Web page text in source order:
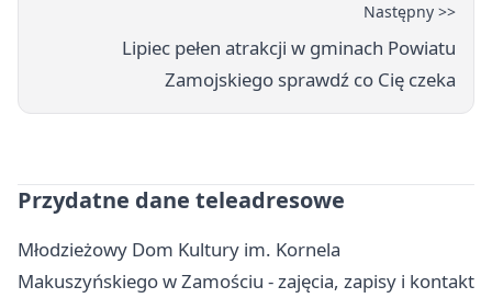
Następny >>
Lipiec pełen atrakcji w gminach Powiatu
Zamojskiego sprawdź co Cię czeka
Przydatne dane teleadresowe
Młodzieżowy Dom Kultury im. Kornela
Makuszyńskiego w Zamościu - zajęcia, zapisy i kontakt